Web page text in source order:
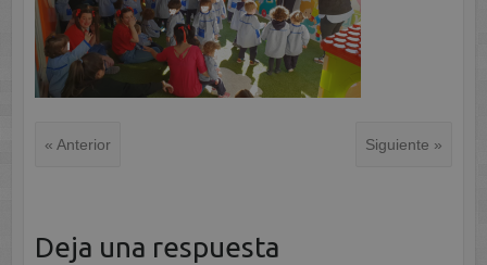
« Anterior Siguiente »
Deja una respuesta